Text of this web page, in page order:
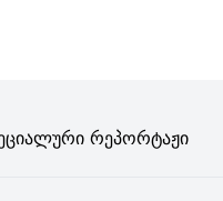
Რეპორტაჟი